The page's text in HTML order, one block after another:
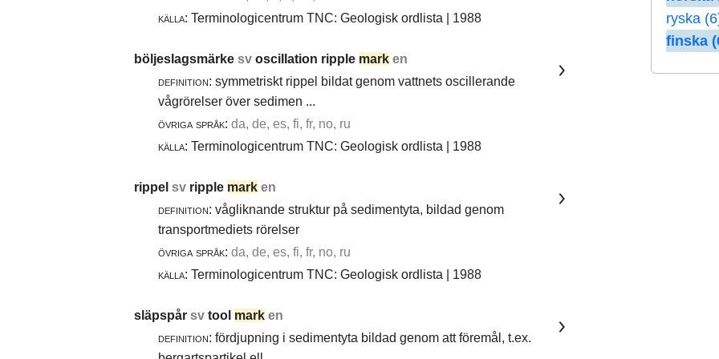
ryska
finska
källa: Terminologicentrum TNC: Geologisk ordlista | 1988
böljeslagsmärke sv oscillation ripple mark en
definition: symmetriskt rippel bildat genom vattnets oscillerande
vågrörelser över sedimen ...
övriga språk: da, de, es, fi, fr, no, ru
källa: Terminologicentrum TNC: Geologisk ordlista | 1988
rippel sv ripple mark en
definition: vågliknande struktur på sedimentyta, bildad genom
transportmediets rörelser
övriga språk: da, de, es, fi, fr, no, ru
källa: Terminologicentrum TNC: Geologisk ordlista | 1988
släpspår sv tool mark en
definition: fördjupning i sedimentyta bildad genom att föremål, t.ex.